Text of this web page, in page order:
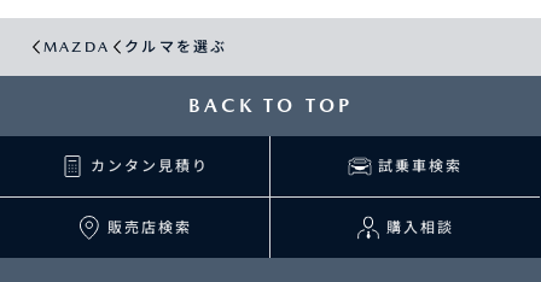
MAZDA クルマを選ぶ
BACK TO TOP
カンタン見積り 試乗車検索
販売店検索 購入相談